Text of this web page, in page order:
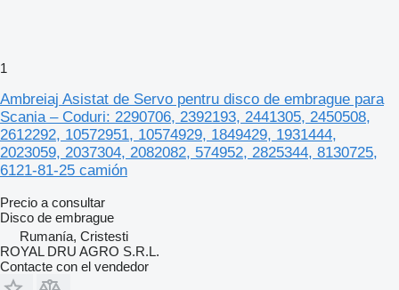
1
Ambreiaj Asistat de Servo pentru disco de embrague para
Scania – Coduri: 2290706, 2392193, 2441305, 2450508,
2612292, 10572951, 10574929, 1849429, 1931444,
2023059, 2037304, 2082082, 574952, 2825344, 8130725,
6121-81-25 camión
Precio a consultar
Disco de embrague
Rumanía, Cristesti
ROYAL DRU AGRO S.R.L.
Contacte con el vendedor